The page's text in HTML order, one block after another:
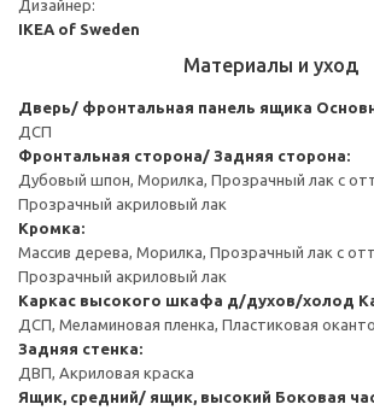
Дизайнер:
IKEA of Sweden
Материалы и уход
Дверь/ фронтальная панель ящика
ДСП
Фронтальная сторона/ Задняя сторона:
Дубовый шпон, Морилка, Прозрачный лак с
Прозрачный акриловый лак
Кромка:
Массив дерева, Морилка, Прозрачный лак с
Прозрачный акриловый лак
Каркас высокого шкафа д/духов/холод
ДСП, Меламиновая пленка, Пластиковая
Задняя стенка:
ДВП, Акриловая краска
Ящик, средний/ ящик, высокий Боковая